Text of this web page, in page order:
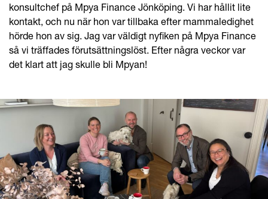
konsultchef på Mpya Finance Jönköping. Vi har hållit lite
kontakt, och nu när hon var tillbaka efter mammaledighet
hörde hon av sig. Jag var väldigt nyfiken på Mpya Finance
så vi träffades förutsättningslöst. Efter några veckor var
det klart att jag skulle bli Mpyan!